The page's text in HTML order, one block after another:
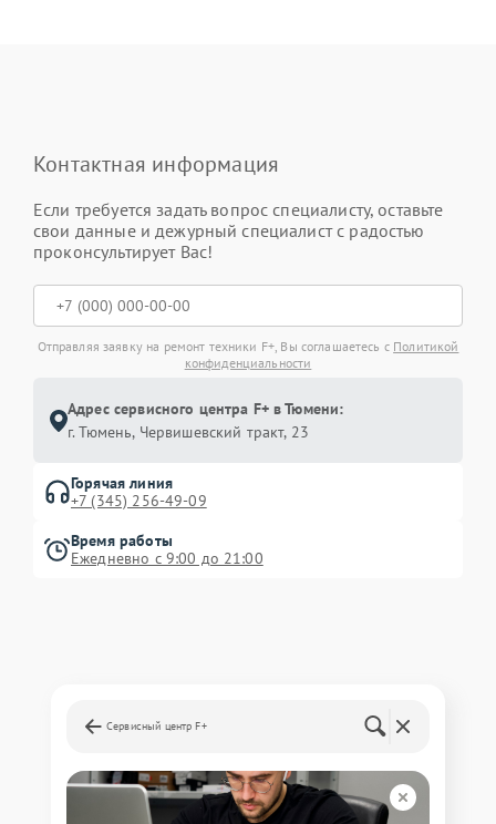
Контактная информация
Если требуется задать вопрос специалисту, оставьте
свои данные и дежурный специалист с радостью
проконсультирует Вас!
Отправляя заявку на ремонт техники F+, Вы соглашаетесь с Политикой
конфиденциальности
Адрес сервисного центра F+ в Тюмени:
г. Тюмень, ​Червишевский тракт, 23
Горячая линия
+7 (345) 256-49-09
Время работы
Ежедневно с 9:00 до 21:00
Сервисный центр F+